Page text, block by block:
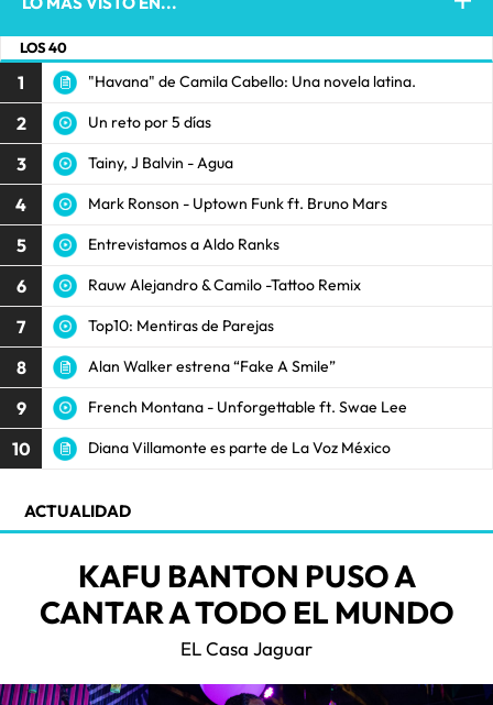
LOS 40
1 "Havana" de Camila Cabello: Una novela latina.
2 Un reto por 5 días
3 Tainy, J Balvin - Agua
4 Mark Ronson - Uptown Funk ft. Bruno Mars
5 Entrevistamos a Aldo Ranks
6 Rauw Alejandro & Camilo -Tattoo Remix
7 Top10: Mentiras de Parejas
8 Alan Walker estrena “Fake A Smile”
9 French Montana - Unforgettable ft. Swae Lee
10 Diana Villamonte es parte de La Voz México
ACTUALIDAD
KAFU BANTON PUSO A
CANTAR A TODO EL MUNDO
EL Casa Jaguar